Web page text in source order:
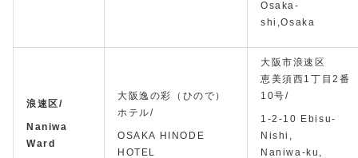
Osaka-
shi,Osaka
浪速区/
Naniwa
Ward
大阪逸の彩（ひので）
ホテル/
OSAKA HINODE
HOTEL
大阪市浪速区
恵美須西1丁目2番
10号/
1-2-10 Ebisu-
Nishi,
Naniwa-ku,